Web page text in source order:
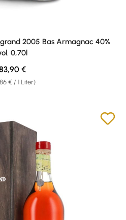
2005 Bas Armagnac 40%
0,70l
€ / 1 Liter)
Preis:
€